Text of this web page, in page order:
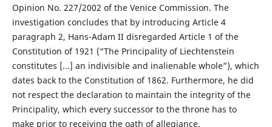
Opinion No. 227/2002 of the Venice Commission. The
investigation concludes that by introducing Article 4
paragraph 2, Hans-Adam II disregarded Article 1 of the
Constitution of 1921 (“The Principality of Liechtenstein
constitutes [...] an indivisible and inalienable whole”), which
dates back to the Constitution of 1862. Furthermore, he did
not respect the declaration to maintain the integrity of the
Principality, which every successor to the throne has to
make prior to receiving the oath of allegiance.